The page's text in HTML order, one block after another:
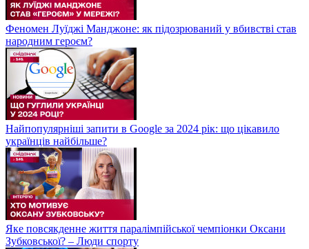
Феномен Луїджі Манджоне: як підозрюваний у вбивстві став
народним героєм?
Найпопулярніші запити в Google за 2024 рік: що цікавило
українців найбільше?
Яке повсякденне життя паралімпійської чемпіонки Оксани
Зубковської? – Люди спорту